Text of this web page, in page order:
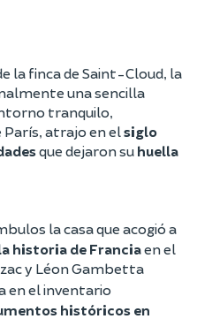
la finca de Saint-Cloud, la
una sencilla
tranquilo,
París, atrajo en elsiglo
que dejaron su huella
la casa que acogió a
historia de Franciaen el
y Léon Gambetta
en el inventario
históricos en